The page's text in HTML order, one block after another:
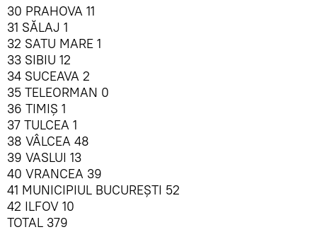
30 PRAHOVA 11
31 SĂLAJ 1
32 SATU MARE 1
33 SIBIU 12
34 SUCEAVA 2
35 TELEORMAN 0
36 TIMIŞ 1
37 TULCEA 1
38 VÂLCEA 48
39 VASLUI 13
40 VRANCEA 39
41 MUNICIPIUL BUCUREŞTI 52
42 ILFOV 10
TOTAL 379